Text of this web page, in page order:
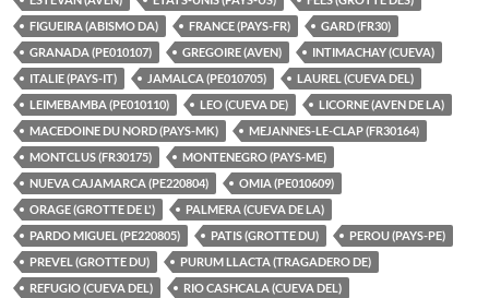
FIGUEIRA (ABISMO DA)
FRANCE (PAYS-FR)
GARD (FR30)
GRANADA (PE010107)
GREGOIRE (AVEN)
INTIMACHAY (CUEVA)
ITALIE (PAYS-IT)
JAMALCA (PE010705)
LAUREL (CUEVA DEL)
LEIMEBAMBA (PE010110)
LEO (CUEVA DE)
LICORNE (AVEN DE LA)
MACEDOINE DU NORD (PAYS-MK)
MEJANNES-LE-CLAP (FR30164)
MONTCLUS (FR30175)
MONTENEGRO (PAYS-ME)
NUEVA CAJAMARCA (PE220804)
OMIA (PE010609)
ORAGE (GROTTE DE L')
PALMERA (CUEVA DE LA)
PARDO MIGUEL (PE220805)
PATIS (GROTTE DU)
PEROU (PAYS-PE)
PREVEL (GROTTE DU)
PURUM LLACTA (TRAGADERO DE)
REFUGIO (CUEVA DEL)
RIO CASHCALA (CUEVA DEL)